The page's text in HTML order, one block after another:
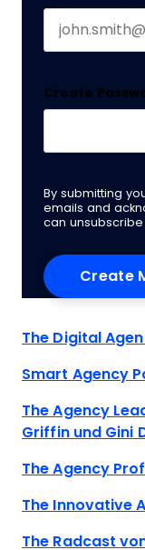
Create
By submitting
emails and
can
The Digital
Smart Agency
The Agency
Griffin und Gini
The Agency
The Innovative
The Radcast